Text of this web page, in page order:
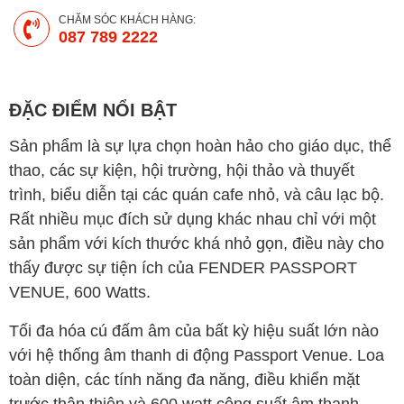
CHĂM SÓC KHÁCH HÀNG:
087 789 2222
ĐẶC ĐIỂM NỔI BẬT
Sản phẩm là sự lựa chọn hoàn hảo cho giáo dục, thể
thao, các sự kiện, hội trường, hội thảo và thuyết
trình, biểu diễn tại các quán cafe nhỏ, và câu lạc bộ.
Rất nhiều mục đích sử dụng khác nhau chỉ với một
sản phẩm với kích thước khá nhỏ gọn, điều này cho
thấy được sự tiện ích của FENDER PASSPORT
VENUE, 600 Watts.
Tối đa hóa cú đấm âm của bất kỳ hiệu suất lớn nào
với hệ thống âm thanh di động Passport Venue. Loa
toàn diện, các tính năng đa năng, điều khiển mặt